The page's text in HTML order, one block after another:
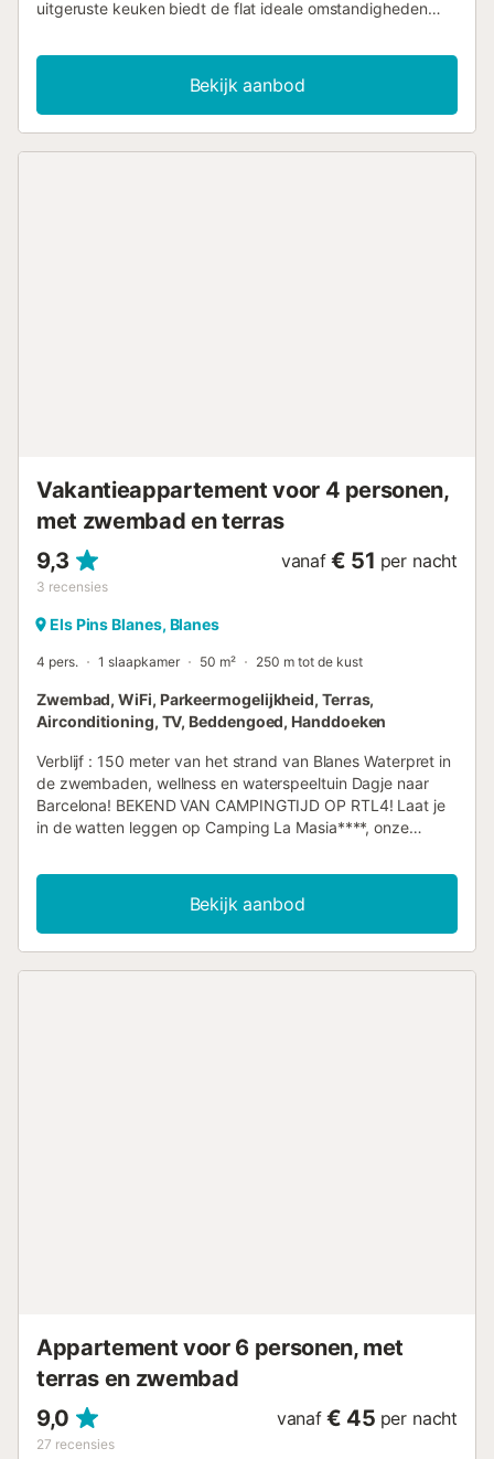
uitgeruste keuken biedt de flat ideale omstandigheden
personen en heeft een terras waar u met uw geliefden
kunt dineren terwijl u geniet van het prachtige uitzicht. De
flat ligt in een goed onderhouden wooncomplex met een
gemeenschappelijk zwembad, tennisbanen en een
Bekijk aanbod
Vakantieappartement voor 4 personen,
met zwembad en terras
9,3
3 recensies
vanaf € 51 per nacht
Els Pins Blanes, Blanes
4 pers. 1 slaapkamer 50 m² 250 m tot de kust
Zwembad, WiFi, Parkeermogelijkheid, Terras,
Airconditioning, TV, Beddengoed, Handdoeken
Verblijf : 150 meter van het strand van Blanes Waterpret in
de zwembaden, wellness en waterspeeltuin Dagje naar
Barcelona! BEKEND VAN CAMPINGTIJD OP RTL4! Laat je
in de watten leggen op Camping La Masia****, onze
meter van het strand van Blanes. Met de boulevard en
strandbarretjes om de hoek geniet je elk moment van het
zonnige klimaat en de bruisende vakantiesfeer. En dat in
een idyllische omgeving aan de Spaanse kust. Siësta
Bekijk aanbod
Appartement voor 6 personen, met
terras en zwembad
9,0
27 recensies
vanaf € 45 per nacht